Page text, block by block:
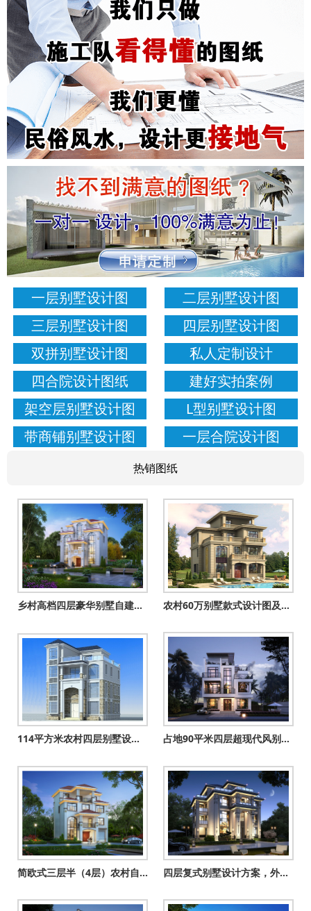
一层别墅设计图
二层别墅设计图
三层别墅设计图
四层别墅设计图
双拼别墅设计图
私人定制设计
四合院设计图纸
建好实拍案例
架空层别墅设计图
L型别墅设计图
带商铺别墅设计图
一层合院设计图
热销图纸
乡村高档四层豪华别墅自建房设计图，一层不带餐厅厨房户型 农村60万别墅款式设计图及外观效果图，客厅中空
114平方米农村四层别墅设计图纸及效果图，11X11米 占地90平米四层超现代风别墅设计图，享受高品质生活
简欧式三层半（4层）农村自建房别墅设计图效果图，带车库户型 四层复式别墅设计方案，外观气派布局实用，舒适宜居美极了！